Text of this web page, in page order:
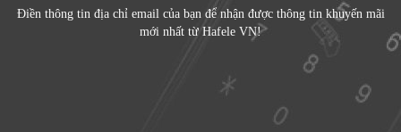
Điền thông tin địa chỉ email của bạn để nhận được thông tin khuyến mãi
mới nhất từ Hafele VN!